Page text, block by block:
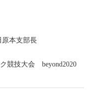
本支部長
競技大会 beyond2020